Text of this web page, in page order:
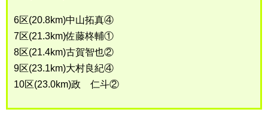
6区(20.8km)中山拓真④
7区(21.3km)佐藤柊輔①
8区(21.4km)古賀智也②
9区(23.1km)大村良紀④
10区(23.0km)政 仁斗②